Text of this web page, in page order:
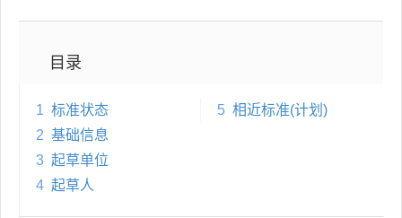
目录
1 标准状态
2 基础信息
3 起草单位
4 起草人
5 相近标准(计划)